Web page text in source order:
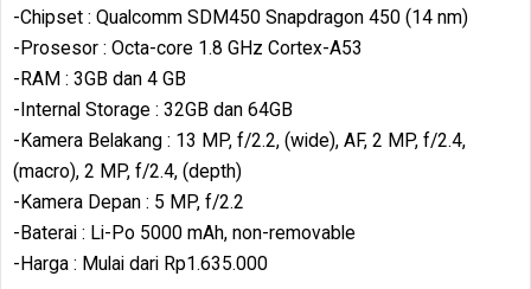
-Chipset : Qualcomm SDM450 Snapdragon 450 (14 nm)
-Prosesor : Octa-core 1.8 GHz Cortex-A53
-RAM : 3GB dan 4 GB
-Internal Storage : 32GB dan 64GB
-Kamera Belakang : 13 MP, f/2.2, (wide), AF, 2 MP, f/2.4,
(macro), 2 MP, f/2.4, (depth)
-Kamera Depan : 5 MP, f/2.2
-Baterai : Li-Po 5000 mAh, non-removable
-Harga : Mulai dari Rp1.635.000